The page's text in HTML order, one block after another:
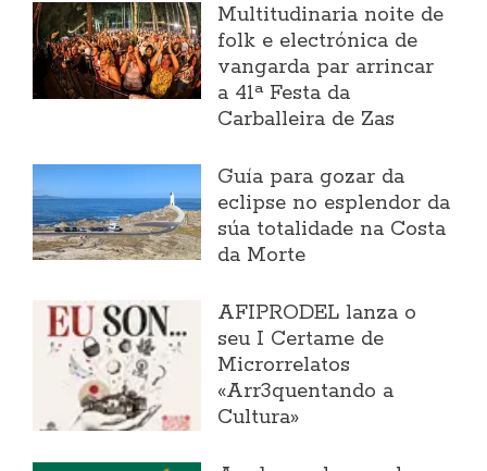
Multitudinaria noite de
folk e electrónica de
vangarda par arrincar
a 41ª Festa da
Carballeira de Zas
Guía para gozar da
eclipse no esplendor da
súa totalidade na Costa
da Morte
AFIPRODEL lanza o
seu I Certame de
Microrrelatos
«Arr3quentando a
Cultura»